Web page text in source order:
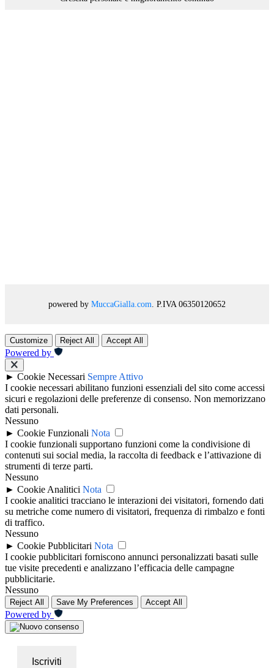
powered by MuccaGialla.com . P.IVA 06350120652
Customize Reject All Accept All
Powered by
► Cookie Necessari Sempre Attivo
I cookie necessari abilitano funzioni essenziali del sito come accessi
sicuri e regolazioni delle preferenze di consenso. Non memorizzano
dati personali.
Nessuno
► Cookie Funzionali Nota
I cookie funzionali supportano funzioni come la condivisione di
contenuti sui social media, la raccolta di feedback e l’attivazione di
strumenti di terze parti.
Nessuno
► Cookie Analitici Nota
I cookie analitici tracciano le interazioni dei visitatori, fornendo dati
su metriche come numero di visitatori, frequenza di rimbalzo e fonti
di traffico.
Nessuno
► Cookie Pubblicitari Nota
I cookie pubblicitari forniscono annunci personalizzati basati sulle
tue visite precedenti e analizzano l’efficacia delle campagne
pubblicitarie.
Nessuno
Reject All Save My Preferences Accept All
Powered by
Iscriviti